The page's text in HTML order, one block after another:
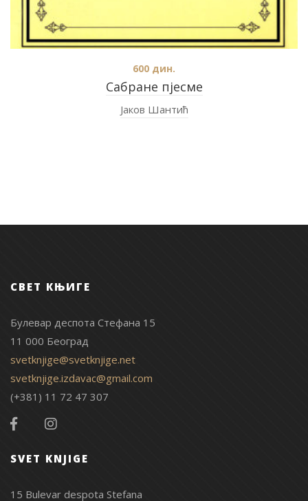
Сабране пјесме
600 дин.
Јаков Шантић
СВЕТ КЊИГЕ
Булевар деспота Стефана 15
11 000 Београд
svetknjige@svetknjige.net
svetknjige.izdavac@gmail.com
(+381) 11 72 47 307
SVET KNJIGE
15 Bulevar despota Stefana